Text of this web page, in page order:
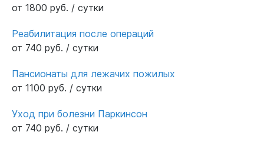
от 1800 руб. / сутки
Реабилитация после операций
от 740 руб. / сутки
Пансионаты для лежачих пожилых
от 1100 руб. / сутки
Уход при болезни Паркинсон
от 740 руб. / сутки